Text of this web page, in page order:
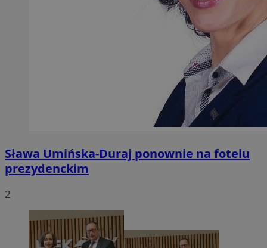
Sława Umińska-Duraj ponownie na fotelu
prezydenckim
2